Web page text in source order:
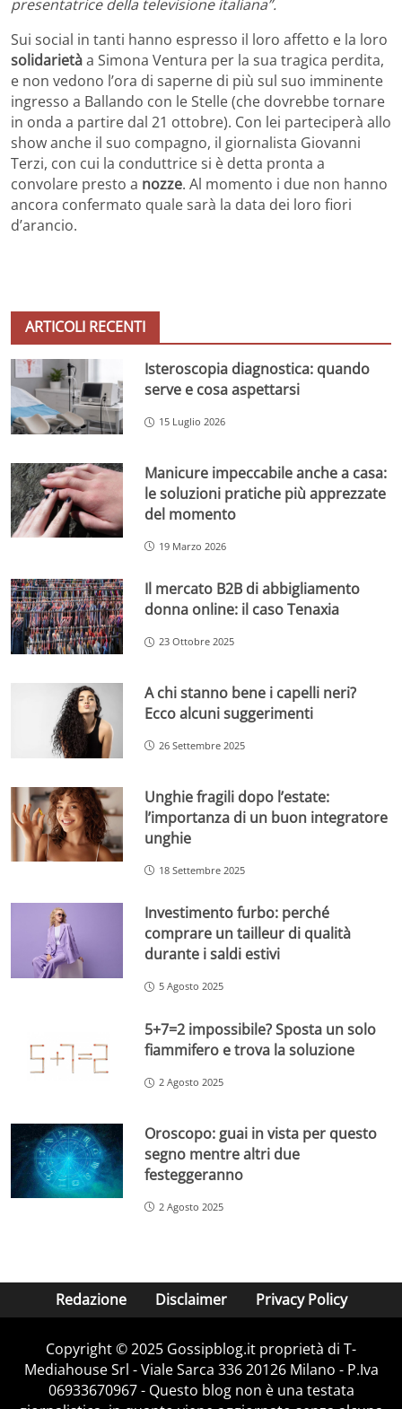
presentatrice della televisione italiana”.
Sui social in tanti hanno espresso il loro affetto e la loro
solidarietàa Simona Ventura per la sua tragica perdita,
e non vedono l’ora di saperne di più sul suo imminente
ingresso a Ballando con le Stelle (che dovrebbe tornare
in onda a partire dal 21 ottobre). Con lei parteciperà allo
show anche il suo compagno, il giornalista Giovanni
Terzi, con cui la conduttrice si è detta pronta a
convolare presto a nozze. Al momento i due non hanno
ancora confermato quale sarà la data dei loro fiori
d’arancio.
ARTICOLI RECENTI
Isteroscopia diagnostica: quando
serve e cosa aspettarsi
15 Luglio 2026
Manicure impeccabile anche a casa:
le soluzioni pratiche più apprezzate
del momento
19 Marzo 2026
Il mercato B2B di abbigliamento
donna online: il caso Tenaxia
23 Ottobre 2025
A chi stanno bene i capelli neri?
Ecco alcuni suggerimenti
26 Settembre 2025
Unghie fragili dopo l’estate:
l’importanza di un buon integratore
unghie
18 Settembre 2025
Investimento furbo: perché
comprare un tailleur di qualità
durante i saldi estivi
5 Agosto 2025
5+7=2 impossibile? Sposta un solo
fiammifero e trova la soluzione
2 Agosto 2025
Oroscopo: guai in vista per questo
segno mentre altri due
festeggeranno
2 Agosto 2025
Redazione Disclaimer Privacy Policy
Copyright © 2025 Gossipblog.it proprietà di T-
Mediahouse Srl - Viale Sarca 336 20126 Milano - P.Iva
06933670967 - Questo blog non è una testata